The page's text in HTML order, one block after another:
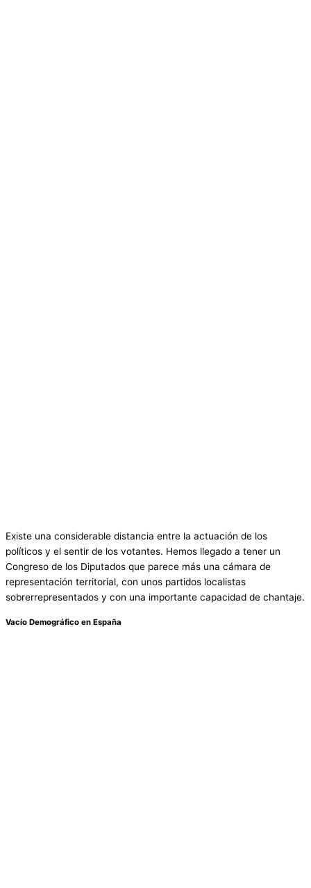
Existe una considerable distancia entre la actuación de los
políticos y el sentir de los votantes. Hemos llegado a tener un
Congreso de los Diputados que parece más una cámara de
representación territorial, con unos partidos localistas
sobrerrepresentados y con una importante capacidad de chantaje.
Vacío Demográfico en España